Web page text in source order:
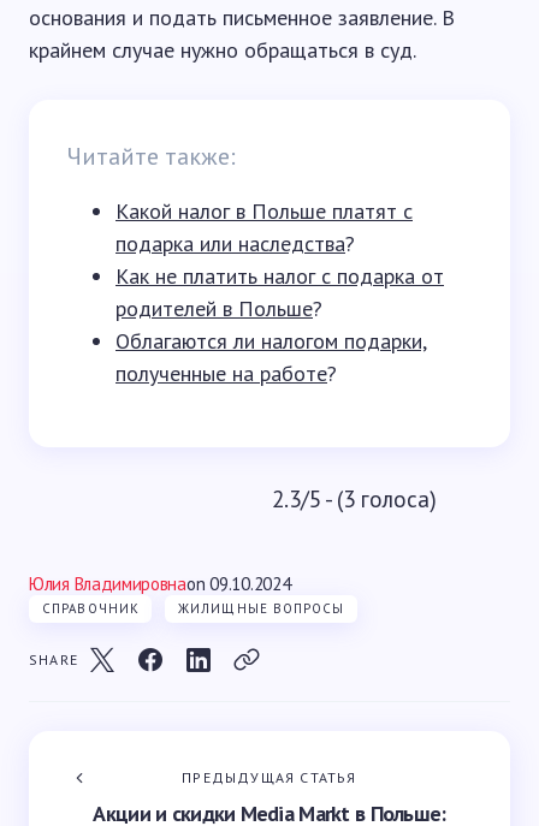
основания и подать письменное заявление. В
крайнем случае нужно обращаться в суд.
Читайте также:
Какой налог в Польше платят с
подарка или наследства?
Как не платить налог с подарка от
родителей в Польше?
Облагаются ли налогом подарки,
полученные на работе?
2.3/5 - (3 голоса)
Юлия Владимировнаon 09.10.2024
СПРАВОЧНИК ЖИЛИЩНЫЕ ВОПРОСЫ
SHARE
ПРЕДЫДУЩАЯ СТАТЬЯ
Акции и скидки Media Markt в Польше: